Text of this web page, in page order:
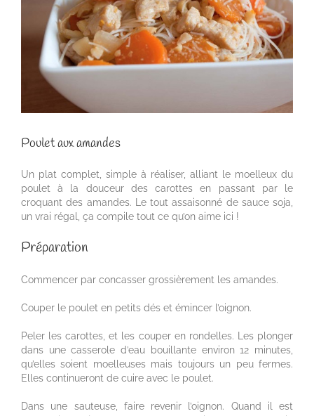
Poulet aux amandes
Un plat complet, simple à réaliser, alliant le moelleux du
poulet à la douceur des carottes en passant par le
croquant des amandes. Le tout assaisonné de sauce soja,
un vrai régal, ça compile tout ce qu’on aime ici !
Préparation
Commencer par concasser grossièrement les amandes.
Couper le poulet en petits dés et émincer l’oignon.
Peler les carottes, et les couper en rondelles. Les plonger
dans une casserole d’eau bouillante environ 12 minutes,
qu’elles soient moelleuses mais toujours un peu fermes.
Elles continueront de cuire avec le poulet.
Dans une sauteuse, faire revenir l’oignon. Quand il est